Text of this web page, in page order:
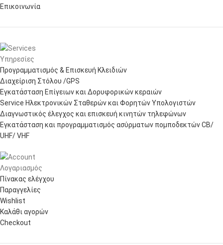
Επικοινωνία
Υπηρεσίες
Προγραμματισμός & Επισκευή Κλειδιών
Διαχείριση Στόλου /GPS
Εγκατάσταση Επίγειων και Δορυφορικών κεραιών
Service Ηλεκτρονικών Σταθερών και Φορητών Υπολογιστών
Διαγνωστικός έλεγχος και επισκευή κινητών τηλεφώνων
Εγκατάσταση και προγραμματισμός ασύρματων πομποδεκτών CB/
UHF/ VHF
Λογαριασμός
Πίνακας ελέγχου
Παραγγελίες
Wishlist
Καλάθι αγορών
Checkout